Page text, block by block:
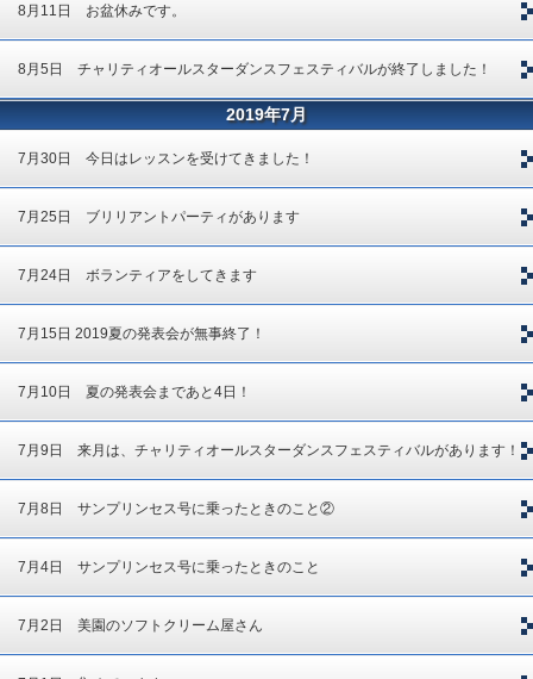
8月11日 お盆休みです。
8月5日 チャリティオールスターダンスフェスティバルが終了しました！
2019年7月
7月30日 今日はレッスンを受けてきました！
7月25日 ブリリアントパーティがあります
7月24日 ボランティアをしてきます
7月15日 2019夏の発表会が無事終了！
7月10日 夏の発表会まであと4日！
7月9日 来月は、チャリティオールスターダンスフェスティバルがあります！
7月8日 サンプリンセス号に乗ったときのこと②
7月4日 サンプリンセス号に乗ったときのこと
7月2日 美園のソフトクリーム屋さん